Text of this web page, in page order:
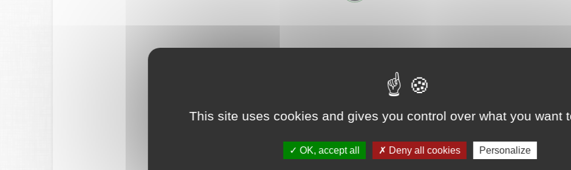
This site uses cookies and gives you control over what you want
OK, accept all Deny all cookies Personalize